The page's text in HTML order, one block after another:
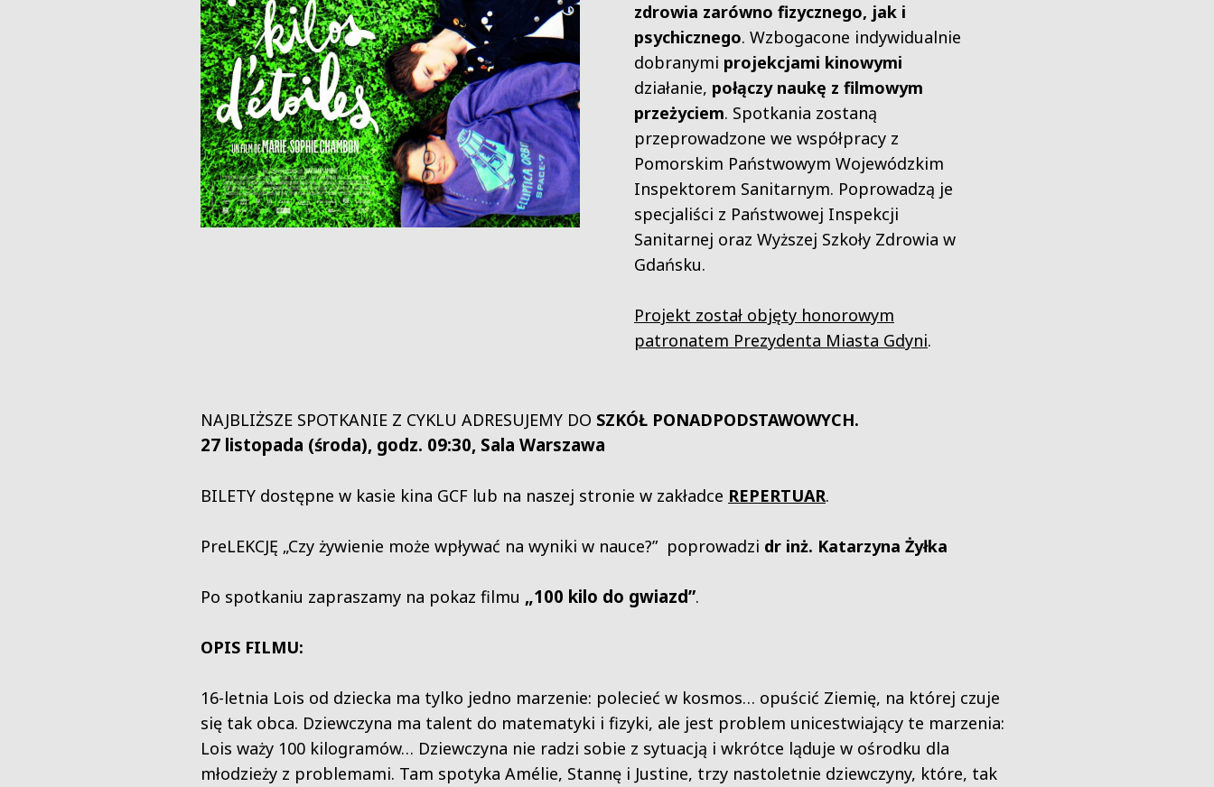
zdrowia zarówno fizycznego, jak i
psychicznego. Wzbogacone indywidualnie
dobranymi projekcjami kinowymi
działanie, połączy naukę z filmowym
przeżyciem. Spotkania zostaną
przeprowadzone we współpracy z
Pomorskim Państwowym Wojewódzkim
Inspektorem Sanitarnym. Poprowadzą je
specjaliści z Państwowej Inspekcji
Sanitarnej oraz Wyższej Szkoły Zdrowia w
Gdańsku.
Projekt został objęty honorowym
patronatem Prezydenta Miasta Gdyni.
NAJBLIŻSZE SPOTKANIE Z CYKLU ADRESUJEMY DO SZKÓŁ PONADPODSTAWOWYCH.
27 listopada (środa), godz. 09:30, Sala Warszawa
BILETY dostępne w kasie kina GCF lub na naszej stronie w zakładce REPERTUAR.
PreLEKCJĘ „Czy żywienie może wpływać na wyniki w nauce?” poprowadzi dr inż. Katarzyna Żyłka
Po spotkaniu zapraszamy na pokaz filmu „100 kilo do gwiazd”.
OPIS FILMU:
16-letnia Lois od dziecka ma tylko jedno marzenie: polecieć w kosmos… opuścić Ziemię, na której czuje
się tak obca. Dziewczyna ma talent do matematyki i fizyki, ale jest problem unicestwiający te marzenia:
Lois waży 100 kilogramów… Dziewczyna nie radzi sobie z sytuacją i wkrótce ląduje w ośrodku dla
młodzieży z problemami. Tam spotyka Amélie, Stannę i Justine, trzy nastoletnie dziewczyny, które, tak